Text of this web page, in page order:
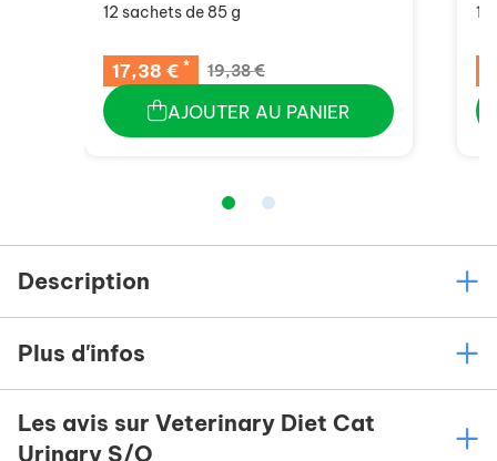
12 sachets de 85 g
17,38 € * 19,38 €
AJOUTER AU PANIER
Description
Plus d'infos
Les avis sur Veterinary Diet Cat
Urinary S/O